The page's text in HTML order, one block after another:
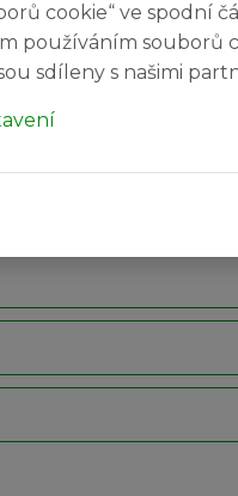
cookie“ ve spodní
používáním souborů
sdíleny s našimi